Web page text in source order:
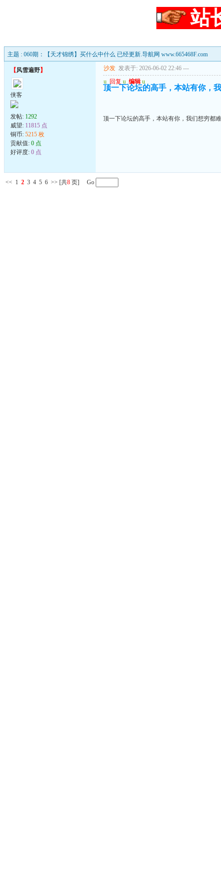
站
主题 : 060期：【天才锦绣】买什么中什么 已经更新.导航网 www.665468F.com
【风雪遍野】
侠客
发帖: 1292
威望: 11815 点
铜币: 5215 枚
贡献值: 0 点
好评度: 0 点
沙发 发表于: 2026-06-02 22:46 ---
u 回复 u 编辑 u
顶一下论坛的高手，本站有你，
顶一下论坛的高手，本站有你，我们想穷都
<< 1 2 3 4 5 6 >> [共8 页] Go